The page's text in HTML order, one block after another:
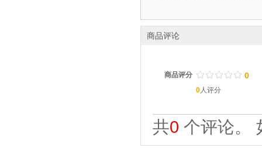
商品评论
商品评分 / / / / /
. . . . . 0
0人评分
共0 个评论。